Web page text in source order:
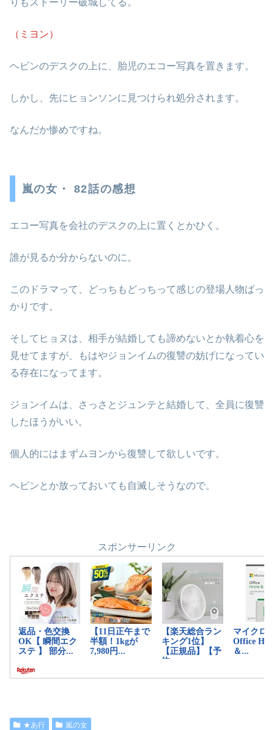
（ミヨン）
ヘビンのデスクの上に、胎児のエコー写真を置きます。
しかし、先にヒョンソンに見つけられ処分されます。
なんだか惨めですね。
嵐の女・ 82話の感想
エコー写真を会社のデスクの上に置くとかひく。
誰が見るか分からないのに。
このドラマって、どっちもどっちって感じの登場人物ばっ
かりです。
そしてヒョヌは、相手が結婚しても諦めないとか執着心を
見せてますが、もはやジョンイムの復讐の妨げになってい
る存在になってます。
ジョンイムは、さっさとジュンテと結婚して、全員に復讐
したほうがいい。
個人的にはまずムヨンから復讐して欲しいです。
ヘビンとか放っておいても自滅しそうなので。
スポンサーリンク
★あ行 嵐の女